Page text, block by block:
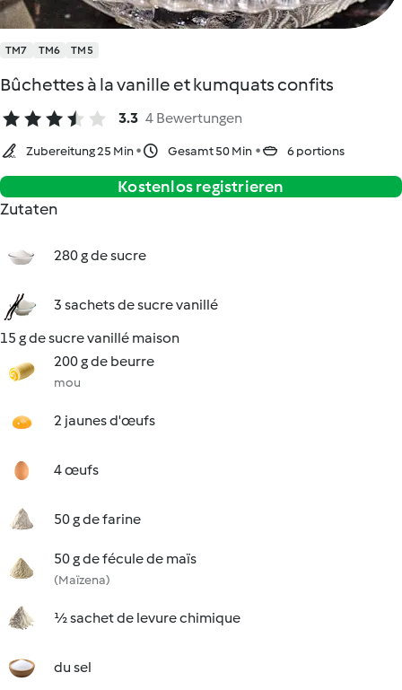
TM7 TM6 TM5
Bûchettes à la vanille et kumquats confits
3.3 4 Bewertungen
Zubereitung 25 Min Gesamt 50 Min 6 portions
Kostenlos registrieren
Zutaten
280 g de sucre
3 sachets de sucre vanillé
15 g de sucre vanillé maison
200 g de beurre
mou
2 jaunes d'œufs
4 œufs
50 g de farine
50 g de fécule de maïs
(Maïzena)
½ sachet de levure chimique
du sel